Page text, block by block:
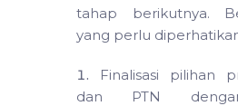
tahap berikutnya.
yang perlu
Finalisasi pilihan
dan PTN